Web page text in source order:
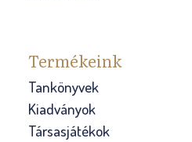
Termékeink
Tankönyvek
Kiadványok
Társasjátékok